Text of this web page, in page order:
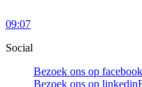
09:07
Social
Bezoek ons op facebook
Bezoek ons op linkedin